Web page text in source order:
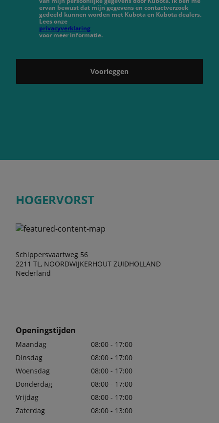
ervan bewust dat mijn gegevens en contactverzoek
gedeeld kunnen worden met Kubota en Kubota dealers.
Lees onze
privacyverklaring
voor meer informatie.
Voorleggen
HOGERVORST
Schippersvaartweg 56
2211 TL, NOORDWIJKERHOUT ZUIDHOLLAND
Nederland
Openingstijden
Maandag
08:00 - 17:00
Dinsdag
08:00 - 17:00
Woensdag
08:00 - 17:00
Donderdag
08:00 - 17:00
Vrijdag
08:00 - 17:00
Zaterdag
08:00 - 13:00